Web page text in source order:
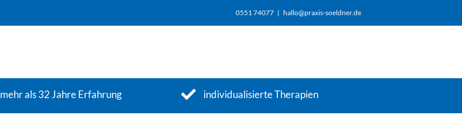
0551 74077 | hallo@praxis-soeldner.de
mehr als 32 Jahre Erfahrung individualisierte Therapien